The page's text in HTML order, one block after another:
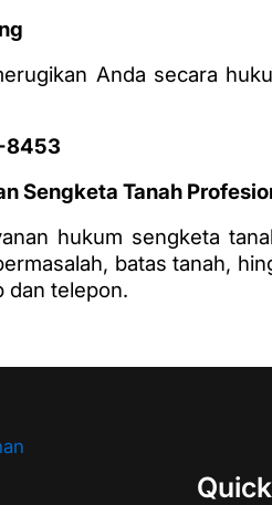
Anda secara
8453
Sengketa Tanah
hukum sengketa
batas tanah,
dan telepon.